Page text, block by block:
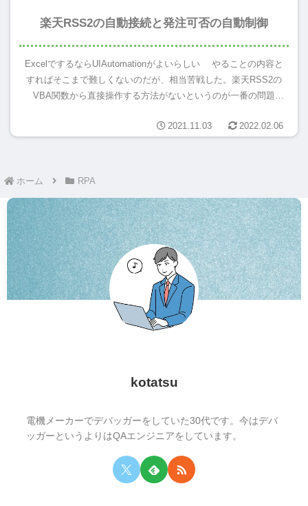
楽天RSS2の自動接続と発注可否の自動制御
ExcelでするならUIAutomationがよいらしい やることの内容と
すればそこまで難しくないのだが、相当苦戦した。楽天RSS2の
VBA関数から直接操作する方法がないというのが一番の問題
2021.11.03
2022.02.06
ホーム RPA
kotatsu
電機メーカーでデバッガーをしていた30代です。今はデバ
ッガーというよりはQAエンジニアをしています。